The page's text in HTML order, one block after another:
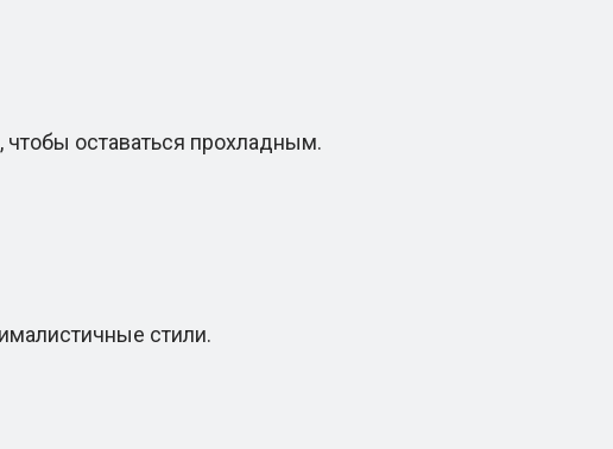
оставаться прохладным.
стили.